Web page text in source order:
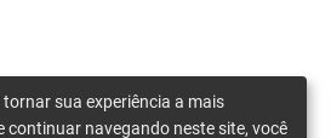
sua experiência a mais
continuar navegando neste site, você